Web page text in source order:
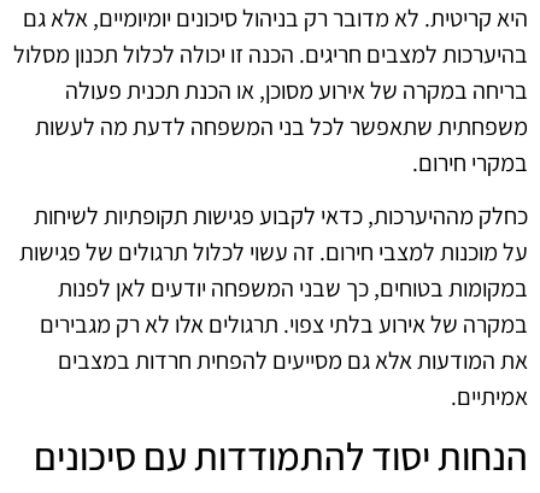
היא קריטית. לא מדובר רק בניהול סיכונים יומיומיים, אלא גם
בהיערכות למצבים חריגים. הכנה זו יכולה לכלול תכנון מסלול
בריחה במקרה של אירוע מסוכן, או הכנת תכנית פעולה
משפחתית שתאפשר לכל בני המשפחה לדעת מה לעשות
במקרי חירום.
כחלק מההיערכות, כדאי לקבוע פגישות תקופתיות לשיחות
על מוכנות למצבי חירום. זה עשוי לכלול תרגולים של פגישות
במקומות בטוחים, כך שבני המשפחה יודעים לאן לפנות
במקרה של אירוע בלתי צפוי. תרגולים אלו לא רק מגבירים
את המודעות אלא גם מסייעים להפחית חרדות במצבים
אמיתיים.
הנחות יסוד להתמודדות עם סיכונים